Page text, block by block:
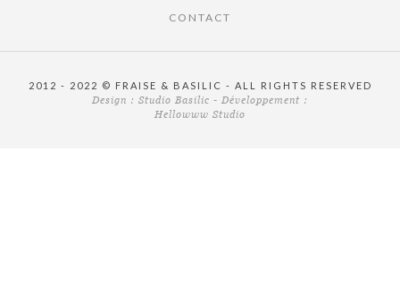
CONTACT
2012 - 2022 © FRAISE & BASILIC - ALL RIGHTS RESERVED
Design : Studio Basilic - Développement :
Hellowww Studio